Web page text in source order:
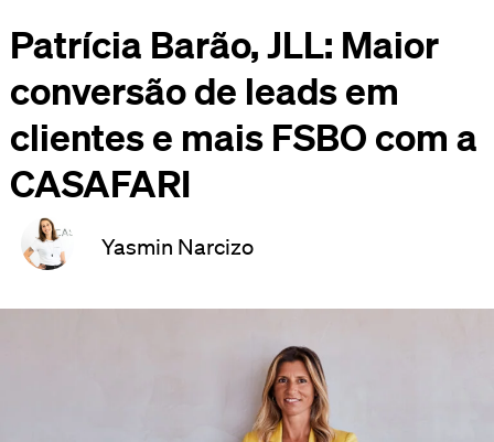
Patrícia Barão, JLL: Maior
conversão de leads em
clientes e mais FSBO com a
CASAFARI
Yasmin Narcizo